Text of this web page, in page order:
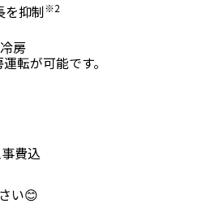
を抑制※2
房
転が可能です。
費込
い😊